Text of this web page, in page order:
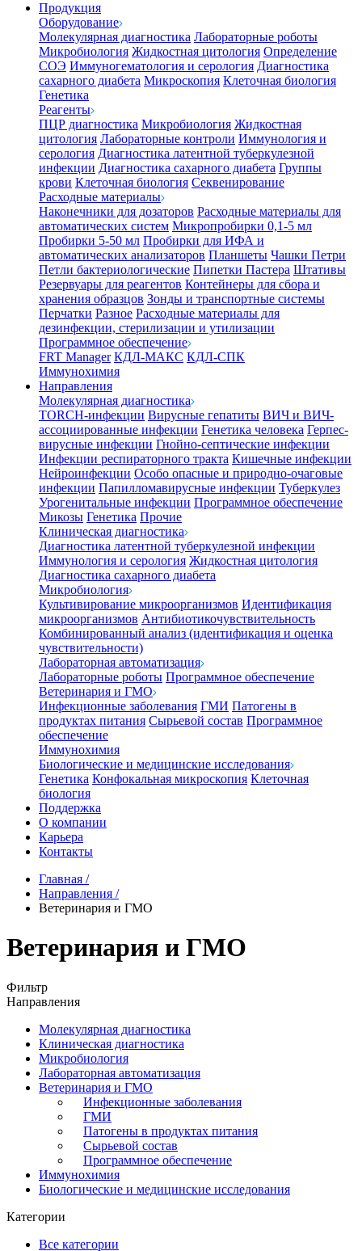
Продукция
Оборудование
Молекулярная диагностика Лабораторные роботы
Микробиология Жидкостная цитология Определение
СОЭ Иммуногематология и серология Диагностика
сахарного диабета Микроскопия Клеточная биология
Генетика
Реагенты
ПЦР диагностика Микробиология Жидкостная
цитология Лабораторные контроли Иммунология и
серология Диагностика латентной туберкулезной
инфекции Диагностика сахарного диабета Группы
крови Клеточная биология Секвенирование
Расходные материалы
Наконечники для дозаторов Расходные материалы для
автоматических систем Микропробирки 0,1-5 мл
Пробирки 5-50 мл Пробирки для ИФА и
автоматических анализаторов Планшеты Чашки Петри
Петли бактериологические Пипетки Пастера Штативы
Резервуары для реагентов Контейнеры для сбора и
хранения образцов Зонды и транспортные системы
Перчатки Разное Расходные материалы для
дезинфекции, стерилизации и утилизации
Программное обеспечение
FRT Manager КДЛ-МАКС КДЛ-СПК
Иммунохимия
Направления
Молекулярная диагностика
TORCH-инфекции Вирусные гепатиты ВИЧ и ВИЧ-
ассоциированные инфекции Генетика человека Герпес-
вирусные инфекции Гнойно-септические инфекции
Инфекции респираторного тракта Кишечные инфекции
Нейроинфекции Особо опасные и природно-очаговые
инфекции Папилломавирусные инфекции Туберкулез
Урогенитальные инфекции Программное обеспечение
Микозы Генетика Прочие
Клиническая диагностика
Диагностика латентной туберкулезной инфекции
Иммунология и серология Жидкостная цитология
Диагностика сахарного диабета
Микробиология
Культивирование микроорганизмов Идентификация
микроорганизмов Антибиотикочувствительность
Комбинированный анализ (идентификация и оценка
чувствительности)
Лабораторная автоматизация
Лабораторные роботы Программное обеспечение
Ветеринария и ГМО
Инфекционные заболевания ГМИ Патогены в
продуктах питания Сырьевой состав Программное
обеспечение
Иммунохимия
Биологические и медицинские исследования
Генетика Конфокальная микроскопия Клеточная
биология
Поддержка
О компании
Карьера
Контакты
Главная /
Направления /
Ветеринария и ГМО
Ветеринария и ГМО
Фильтр
Направления
Молекулярная диагностика
Клиническая диагностика
Микробиология
Лабораторная автоматизация
Ветеринария и ГМО
Инфекционные заболевания
ГМИ
Патогены в продуктах питания
Сырьевой состав
Программное обеспечение
Иммунохимия
Биологические и медицинские исследования
Категории
Все категории